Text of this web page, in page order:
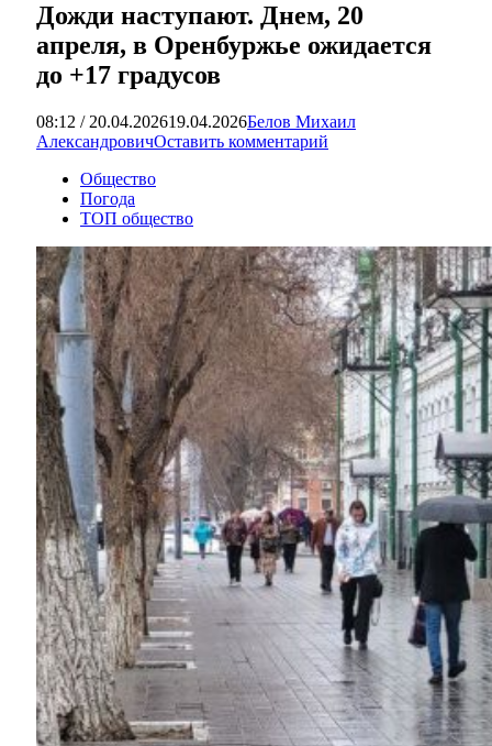
Дожди наступают. Днем, 20
апреля, в Оренбуржье ожидается
до +17 градусов
08:12 / 20.04.202619.04.2026Белов Михаил
АлександровичОставить комментарий
Общество
Погода
ТОП общество